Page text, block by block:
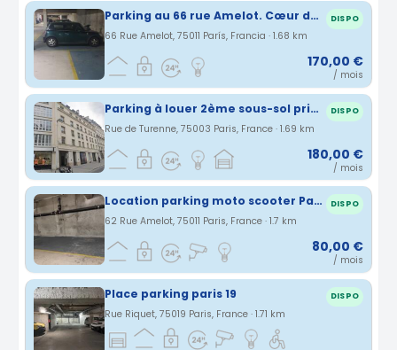
Parking au 66 rue Amelot. Cœur du Marais. Proximité Gare du Nord, Gare de Lyon et Gare de l'Est. DISPO
66 Rue Amelot, 75011 París, Francia · 1.68 km
170,00 €
/ mois
Parking à louer 2ème sous-sol privé accès sécurisé Le Marais 75003 DISPO
Rue de Turenne, 75003 Paris, France · 1.69 km
180,00 €
/ mois
Location parking moto scooter Paris 11eme DISPO
62 Rue Amelot, 75011 Paris, France · 1.7 km
80,00 €
/ mois
Place parking paris 19 DISPO
Rue Riquet, 75019 Paris, France · 1.71 km